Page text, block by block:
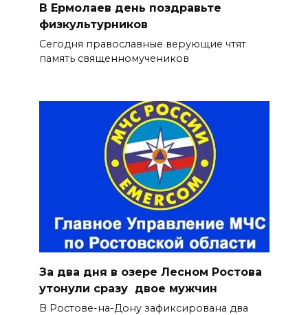
В Ермолаев день поздравьте
физкультурников
Сегодня православные верующие чтят
память священномучеников
За два дня в озере Лесном Ростова
утонули сразу двое мужчин
В Ростове-на-Дону зафиксирована два